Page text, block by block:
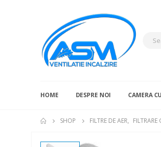
HOME DESPRE NOI CAMERA
SHOP FILTRE DE AER,